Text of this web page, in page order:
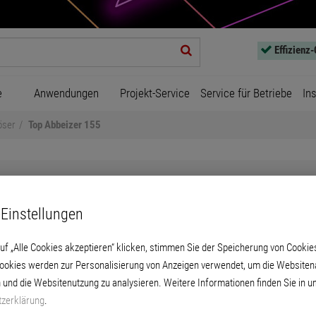
Anwendungen Projekt-Service Service für Betriebe
Top Abbeizer 155
Top Abbeizer 155
und Dispersionsfarbenanstriche sowie
„Alle Cookies akzeptieren“ klicken, stimmen Sie der Speicherung von
werden zur Personalisierung von Anzeigen verwendet, um die
die Websitenutzung zu analysieren. Weitere Informationen finden Sie in
.